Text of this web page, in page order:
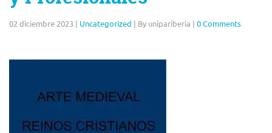
02 diciembre 2023 | Uncategorized | By unipariberia | 0 Comments